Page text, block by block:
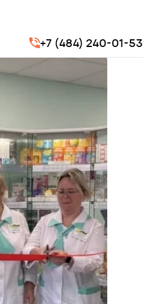
+7 (484) 240-01-53
перевозки
аптек)